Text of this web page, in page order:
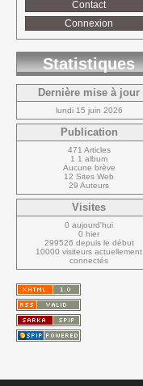
Contact
Connexion
Statistiques
Dernière mise à jour
lundi 15 juin 2026
Publication
471 Articles
1 1 album
Aucune brève
12 Sites Web
29 Auteurs
Visites
0 aujourd'hui
0 hier
299526 depuis le début
10000 visiteurs actuellement
connectés